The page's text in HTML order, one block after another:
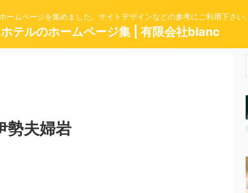
ームページを集めました。サイトデザインなどの参考にご利用下さい。
ホテルのホームページ集 | 有限会社blanc
勢夫婦岩